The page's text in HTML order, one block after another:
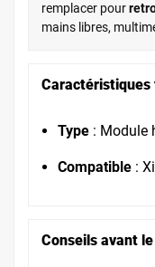
remplacer pour
mains libres,
Caractéristiques
Type : Module
Compatible :
Conseils avant